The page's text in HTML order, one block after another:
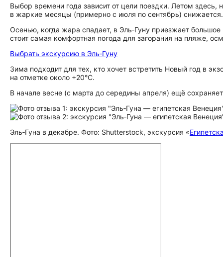
Выбор времени года зависит от цели поездки. Летом
в жаркие месяцы (примерно с июля по сентябрь)
Осенью, когда жара спадает, в Эль‑Гуну приезжает
стоит самая комфортная погода для загорания на пляже,
Выбрать экскурсию в Эль‑Гуну
Зима подходит для тех, кто хочет встретить Новый год в
на отметке около +20°С.
В начале весне (с марта до середины апреля) ещё
Эль‑Гуна в декабре. Фото: Shutterstock, экскурсия «